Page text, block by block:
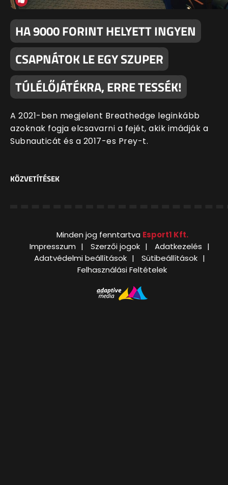
HA 9000 FORINT HELYETT INGYEN
CSAPNÁTOK LE EGY SZUPER
TÚLÉLŐJÁTÉKRA, ERRE TESSÉK!
A 2021-ben megjelent Breathedge leginkább
azoknak fogja elcsavarni a fejét, akik imádják a
Subnauticát és a 2017-es Prey-t.
KÖZVETÍTÉSEK
Minden jog fenntartva Esport1 Kft.
Impresszum
Szerzői jogok
Adatkezelés
Adatvédelmi beállítások
Sütibeállítások
Felhasználási Feltételek